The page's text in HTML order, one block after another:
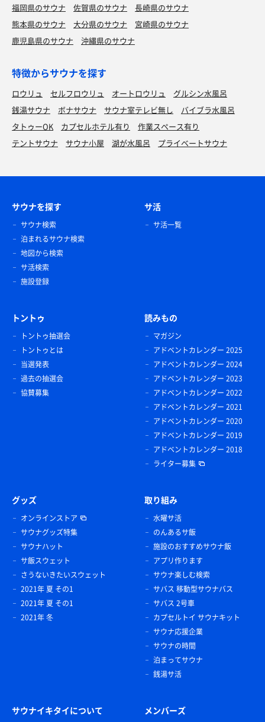
福岡県のサウナ 佐賀県のサウナ
長崎県のサウナ
熊本県のサウナ
大分県のサウナ
宮崎県のサウナ
鹿児島県のサウナ
沖縄県のサウナ
特徴からサウナを探す
ロウリュ セルフロウリュ オートロウリュ
グルシン水風呂
銭湯サウナ
ボナサウナ サウナ室テレビ無し
バイブラ水風呂
タトゥーOK
カプセルホテル有り
作業スペース有り
テントサウナ
サウナ小屋 湖が水風呂 プライベートサウナ
サウナを探す
サウナ検索
泊まれるサウナ検索
地図から検索
サ活検索
施設登録
サ活
サ活一覧
トントゥ
トントゥ抽選会
トントゥとは
当選発表
過去の抽選会
協賛募集
読みもの
マガジン
アドベントカレンダー 2025
アドベントカレンダー 2024
アドベントカレンダー 2023
アドベントカレンダー 2022
アドベントカレンダー 2021
アドベントカレンダー 2020
アドベントカレンダー 2019
アドベントカレンダー 2018
ライター募集
グッズ
オンラインストア
サウナグッズ特集
サウナハット
サ飯スウェット
さうないきたいスウェット
2021年 夏 その1
2021年 夏 その1
2021年 冬
取り組み
水曜サ活
のんあるサ飯
施設のおすすめサウナ飯
アプリ作ります
サウナ楽しむ検索
サバス 移動型サウナバス
サバス 2号車
カプセルトイ サウナキット
サウナ応援企業
サウナの時間
泊まってサウナ
銭湯サ活
サウナイキタイについて メンバーズ